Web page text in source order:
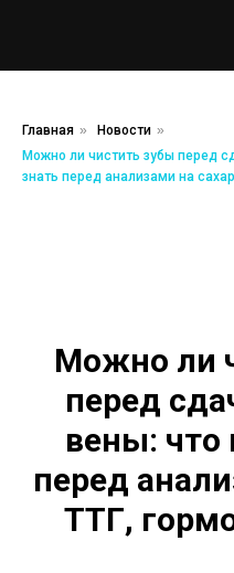
Главная » Новости »
Можно ли чистить зубы перед
знать перед анализами на
Можно ли
перед
вены: что
перед
ТТГ,